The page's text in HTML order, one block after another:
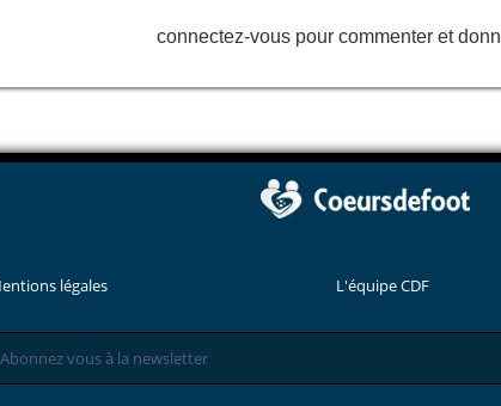
connectez-vous pour commenter et
légales L'équipe CDF